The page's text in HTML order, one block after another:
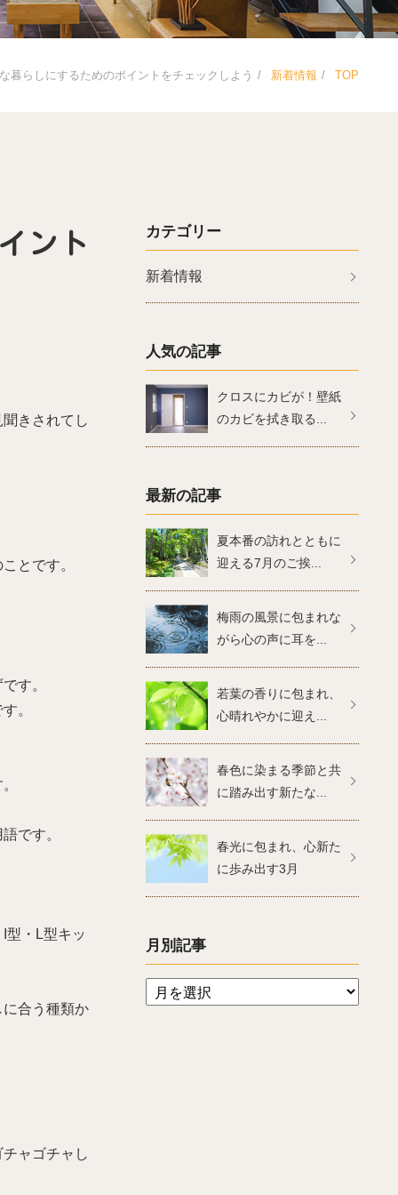
TOP
新着情報
暮らしにするためのポイントをチェックしよう
ント
きされてし
とです。
す。
。
です。
型・L型キッ
合う種類か
ャゴチャし
カテゴリー
新着情報
人気の記事
クロスにカビが！壁紙
のカビを拭き取る...
最新の記事
夏本番の訪れとともに
迎える7月のご挨...
梅雨の風景に包まれな
がら心の声に耳を...
若葉の香りに包まれ、
心晴れやかに迎え...
春色に染まる季節と共
に踏み出す新たな...
春光に包まれ、心新た
に歩み出す3月
月別記事